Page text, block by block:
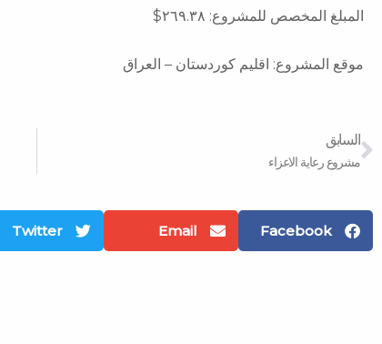
المبلغ المخصص للمشروع: ٢٦٩.٣٨$
موقع المشروع: اقليم كوردستان – العراق
Prev
السابق
مشروع رعاية الاعزاء
Facebook
Email
Twitter